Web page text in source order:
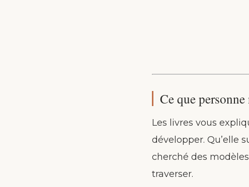
Ce que
Les livres vous
développer. Qu’elle
cherché des
traverser.